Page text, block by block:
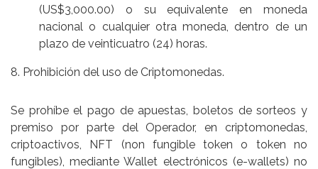
(US$3,000.00) o su equivalente en moneda
nacional o cualquier otra moneda, dentro de un
plazo de veinticuatro (24) horas.
8. Prohibición del uso de Criptomonedas.
Se prohíbe el pago de apuestas, boletos de sorteos y
premiso por parte del Operador, en criptomonedas,
criptoactivos, NFT (non fungible token o token no
fungibles), mediante Wallet electrónicos (e-wallets) no